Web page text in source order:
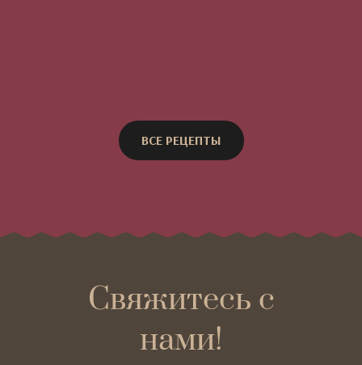
ВСЕ РЕЦЕПТЫ
Свяжитесь с
нами!